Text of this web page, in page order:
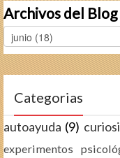
Archivos del Blog
Categorias
autoayuda (9)
experimentos